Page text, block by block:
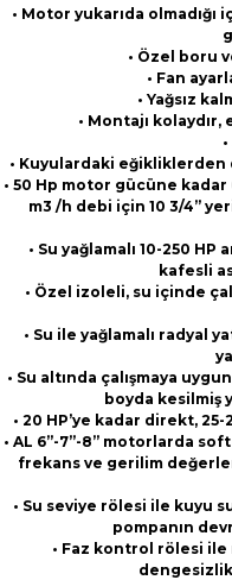
• Motor yukarıda olmadığı
• Özel boru
• Fan
• Yağsız
• Montajı
• Kuyulardaki
• 50 Hp motor gücüne kadar
m3 /h debi için 10 3/4”
• Su yağlamalı 10-250
kafesli
• Özel izoleli, su içinde
• Su ile yağlamalı radyal
• Su altında çalışmaya
boyda kesilmiş
• 20 HP’ye kadar direkt,
• AL 6”-7”-8” motorlarda
frekans ve gerilim
• Su seviye rölesi ile kuyu
pompanın
• Faz kontrol rölesi ile